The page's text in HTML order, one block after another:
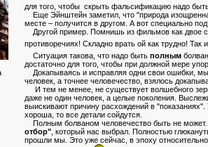
для того, чтобы скрыть фальсификацию надо
Еще Эйнштейн заметил, что "природа
месте – получится в другом. А вот специально
Другой пример. Помнишь из фильмов как двое
противоречиях! Складно врать ой как трудно! Так
Ситуация такова, что надо быть полным
достаточно для того, чтобы при должной мере
Докапываясь и исправляя одни свои ошибки, мы
человек, а точнее человечество, взялось
И тем не менее, не существует волшебного
даже не один человек, а целые поколения.
выискивают причину расхождений в
хороша, то все детали сойдутся.
Полным болваном человечество быть не
отбор", который нас выбрал. Полностью
прошли мы. Это уже сейчас, в эпоху